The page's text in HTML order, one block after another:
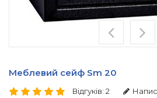
Меблевий сейф Sm 20
Відгуків: 2